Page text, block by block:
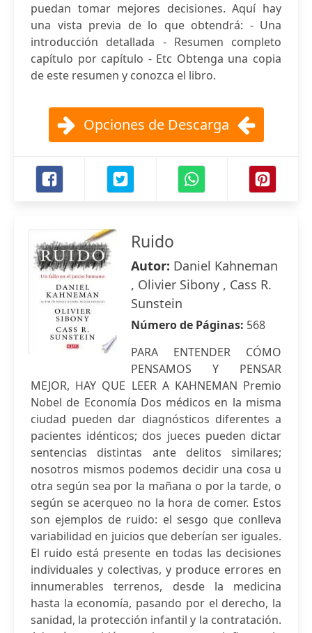
puedan tomar mejores decisiones. Aquí hay
una vista previa de lo que obtendrá: ⁃ Una
introducción detallada ⁃ Resumen completo
capítulo por capítulo ⁃ Etc Obtenga una copia
de este resumen y conozca el libro.
Opciones de Descarga
Ruido
Autor: Daniel Kahneman
, Olivier Sibony , Cass R.
Sunstein
Número de Páginas: 568
PARA ENTENDER CÓMO
PENSAMOS Y PENSAR
MEJOR, HAY QUE LEER A KAHNEMAN Premio
Nobel de Economía Dos médicos en la misma
ciudad pueden dar diagnósticos diferentes a
pacientes idénticos; dos jueces pueden dictar
sentencias distintas ante delitos similares;
nosotros mismos podemos decidir una cosa u
otra según sea por la mañana o por la tarde, o
según se acerqueo no la hora de comer. Estos
son ejemplos de ruido: el sesgo que conlleva
variabilidad en juicios que deberían ser iguales.
El ruido está presente en todas las decisiones
individuales y colectivas, y produce errores en
innumerables terrenos, desde la medicina
hasta la economía, pasando por el derecho, la
sanidad, la protección infantil y la contratación.